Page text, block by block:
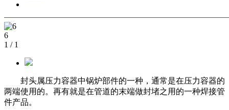
6
1 / 1
封头属压力容器中锅炉部件的一种，通常是在压力容器的
两端使用的。再有就是在管道的末端做封堵之用的一种焊接管
件产品。